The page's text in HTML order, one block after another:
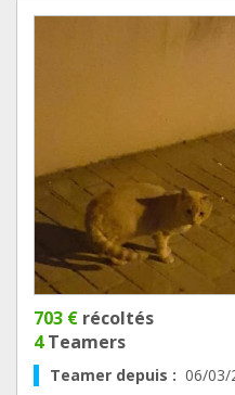
703 € récoltés
4Teamers
Teamer depuis : 06/03/